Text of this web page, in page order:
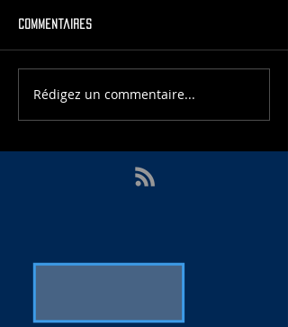
Commentaires
Rédigez un commentaire...